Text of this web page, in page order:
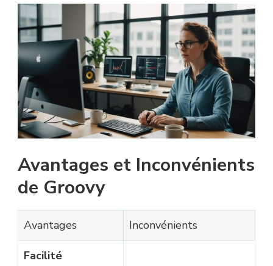
Avantages et Inconvénients
de Groovy
Avantages Inconvénients
Facilité